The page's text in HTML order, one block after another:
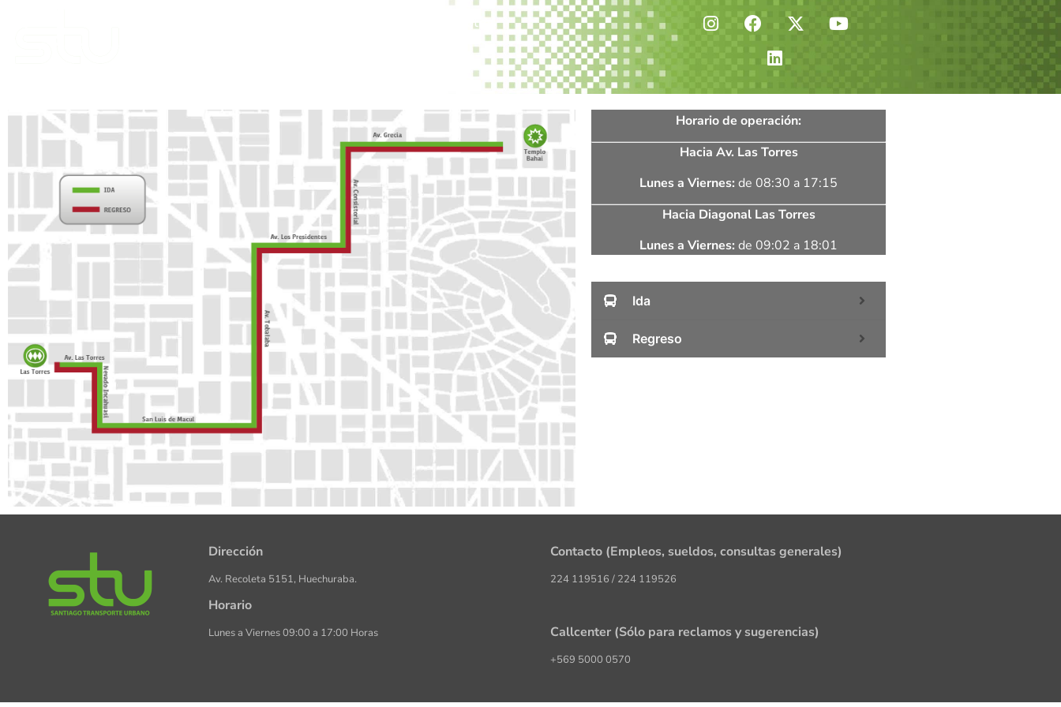
Trabaja con nosotros
Horario de operación:
Hacia Av. Las Torres
Lunes a Viernes: de 08:30 a 17:15
Hacia Diagonal Las Torres
Lunes a Viernes: de 09:02 a 18:01
Ida
Regreso
Dirección
Av. Recoleta 5151, Huechuraba.
Horario
Lunes a Viernes 09:00 a 17:00 Horas
Contacto (Empleos, sueldos, consultas generales)
224 119516 / 224 119526
Callcenter (Sólo para reclamos y sugerencias)
+569 5000 0570